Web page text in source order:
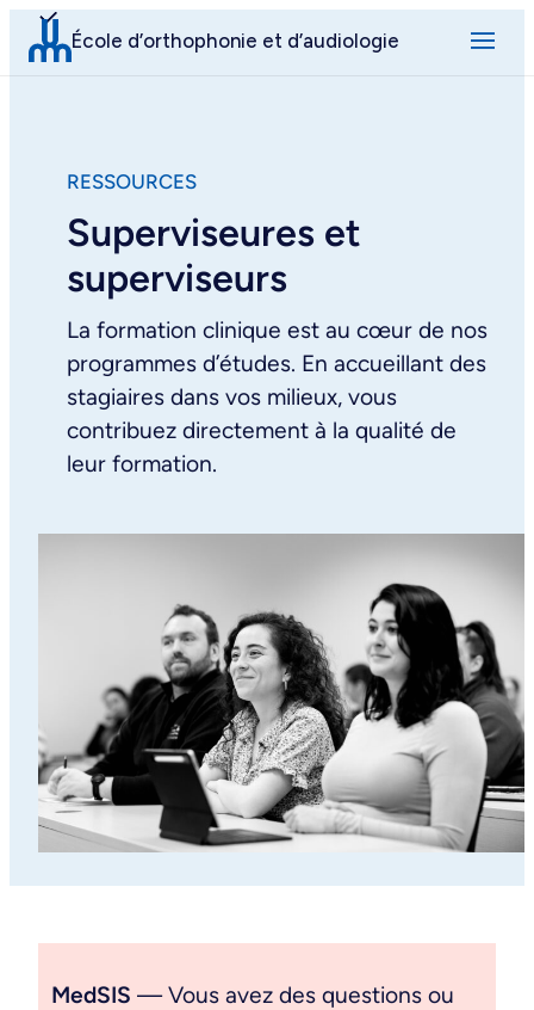
Aller
au
École d’orthophonie et d’audiologie
RESSOURCES
Superviseures et
superviseurs
La formation clinique est au cœur de nos
programmes d’études. En accueillant des
stagiaires dans vos milieux, vous
contribuez directement à la qualité de
leur formation.
MedSIS — Vous avez des questions ou